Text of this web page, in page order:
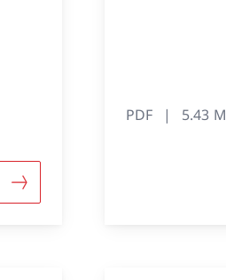
Davantage d'informations
PDF 5.43